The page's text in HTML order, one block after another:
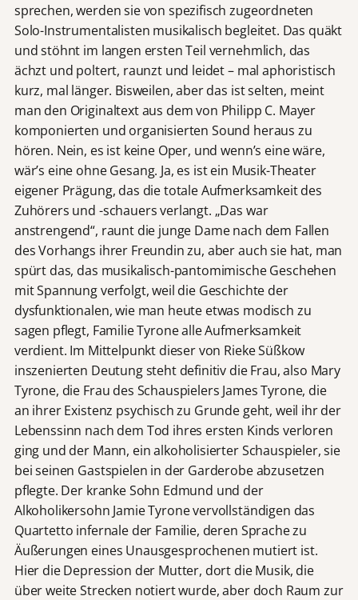
sprechen, werden sie von spezifisch zugeordneten
Solo-Instrumentalisten musikalisch begleitet. Das quäkt
und stöhnt im langen ersten Teil vernehmlich, das
ächzt und poltert, raunzt und leidet – mal aphoristisch
kurz, mal länger. Bisweilen, aber das ist selten, meint
man den Originaltext aus dem von Philipp C. Mayer
komponierten und organisierten Sound heraus zu
hören. Nein, es ist keine Oper, und wenn’s eine wäre,
wär’s eine ohne Gesang. Ja, es ist ein Musik-Theater
eigener Prägung, das die totale Aufmerksamkeit des
Zuhörers und -schauers verlangt. „Das war
anstrengend“, raunt die junge Dame nach dem Fallen
des Vorhangs ihrer Freundin zu, aber auch sie hat, man
spürt das, das musikalisch-pantomimische Geschehen
mit Spannung verfolgt, weil die Geschichte der
dysfunktionalen, wie man heute etwas modisch zu
sagen pflegt, Familie Tyrone alle Aufmerksamkeit
verdient. Im Mittelpunkt dieser von Rieke Süßkow
inszenierten Deutung steht definitiv die Frau, also Mary
Tyrone, die Frau des Schauspielers James Tyrone, die
an ihrer Existenz psychisch zu Grunde geht, weil ihr der
Lebenssinn nach dem Tod ihres ersten Kinds verloren
ging und der Mann, ein alkoholisierter Schauspieler, sie
bei seinen Gastspielen in der Garderobe abzusetzen
pflegte. Der kranke Sohn Edmund und der
Alkoholikersohn Jamie Tyrone vervollständigen das
Quartetto infernale der Familie, deren Sprache zu
Äußerungen eines Unausgesprochenen mutiert ist.
Hier die Depression der Mutter, dort die Musik, die
über weite Strecken notiert wurde, aber doch Raum zur